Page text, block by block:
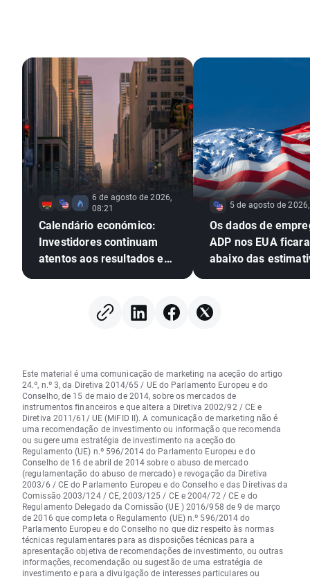
6 de agosto de 2026,
08:21
Calendário económico:
Investidores continuam
atentos aos resultados em
5 de agosto de
Os dados de
ADP nos EUA
abaixo das
Este material é uma comunicação de marketing na aceção do artigo
24.º, n.º 3, da Diretiva 2014/65 / UE do Parlamento Europeu e do
Conselho, de 15 de maio de 2014, sobre os mercados de
instrumentos financeiros e que altera a Diretiva 2002/92 / CE e
Diretiva 2011/61/ UE (MiFID II). A comunicação de marketing não é
uma recomendação de investimento ou informação que recomenda
ou sugere uma estratégia de investimento na aceção do
Regulamento (UE) n.º 596/2014 do Parlamento Europeu e do
Conselho de 16 de abril de 2014 sobre o abuso de mercado
(regulamentação do abuso de mercado) e revogação da Diretiva
2003/6 / CE do Parlamento Europeu e do Conselho e das Diretivas da
Comissão 2003/124 / CE, 2003/125 / CE e 2004/72 / CE e do
Regulamento Delegado da Comissão (UE ) 2016/958 de 9 de março
de 2016 que completa o Regulamento (UE) n.º 596/2014 do
Parlamento Europeu e do Conselho no que diz respeito às normas
técnicas regulamentares para as disposições técnicas para a
apresentação objetiva de recomendações de investimento, ou outras
informações, recomendação ou sugestão de uma estratégia de
investimento e para a divulgação de interesses particulares ou